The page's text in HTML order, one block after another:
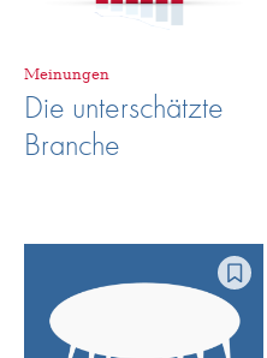
Meinungen
Die unterschätzte
Branche